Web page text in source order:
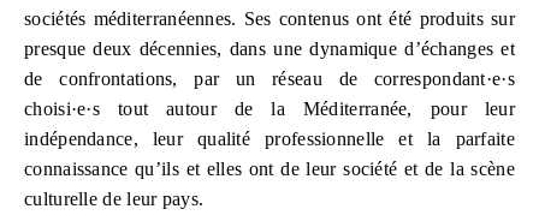
sociétés méditerranéennes. Ses contenus ont été produits sur
presque deux décennies, dans une dynamique d’échanges et
de confrontations, par un réseau de correspondant·e·s
choisi·e·s tout autour de la Méditerranée, pour leur
indépendance, leur qualité professionnelle et la parfaite
connaissance qu’ils et elles ont de leur société et de la scène
culturelle de leur pays.